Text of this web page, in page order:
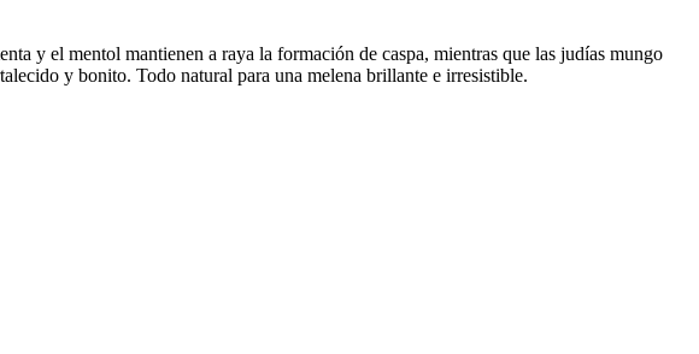
y el mentol mantienen a raya la formación de caspa, mientras que las judías mungo
y bonito. Todo natural para una melena brillante e irresistible.